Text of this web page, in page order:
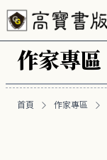
作家專區
首頁 作家專區